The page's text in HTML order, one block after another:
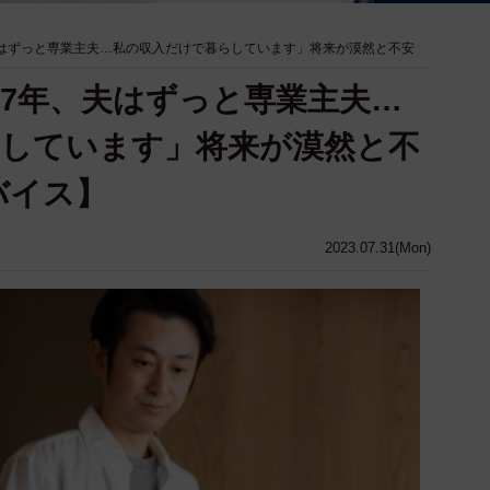
ずっと専業主夫…私の収入だけで暮らしています」将来が漠然と不安
2023.07.31(Mon)
年、夫はずっと専業主夫…
ています」将来が漠然と不
ス】